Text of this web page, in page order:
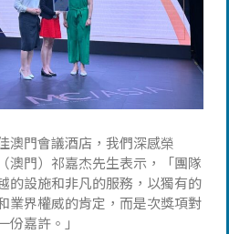
澳門會議酒店，我們深感榮
澳門）祁嘉杰先生表示，「團隊
的設施和非凡的服務，以獨有的
業界權威的肯定，而是次獎項對
嘉許。」